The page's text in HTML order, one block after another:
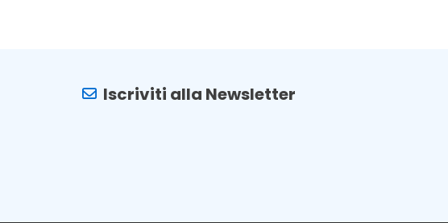
Iscriviti alla Newsletter